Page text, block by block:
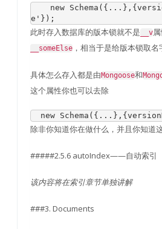
new Schema ({...},{
e' });
此时存入数据库的版本锁就不是 __v
__someElse ，相当于是给版本锁取名
具体怎么存入都是由Mongoose和
这个属性你也可以去除
new Schema ({...},{
除非你知道你在做什么，并且你知道
#####2.5.6 autoIndex——自动索引
该内容将在索引章节单独讲解
###3. Documents